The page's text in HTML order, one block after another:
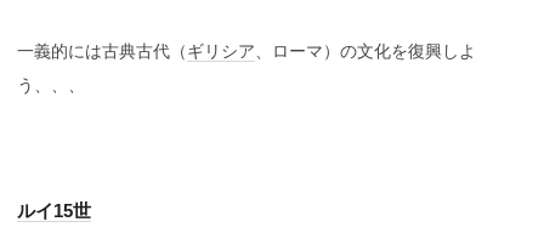
一義的には古典古代（ギリシア 、ローマ）の文化を復興しよ
う、、、
ルイ15世